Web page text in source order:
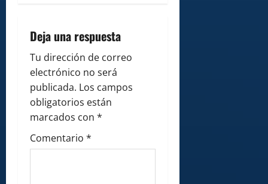
a
t
i
o
n
Deja una respuesta
Tu dirección de correo
electrónico no será
publicada. Los campos
obligatorios están
marcados con *
Comentario *